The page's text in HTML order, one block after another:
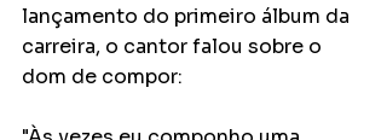
lançamento do primeiro álbum da
carreira, o cantor falou sobre o
dom de compor: